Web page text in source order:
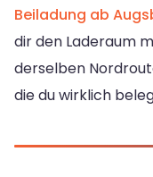
Beiladung ab
dir den Laderaum
derselben
die du wirklich